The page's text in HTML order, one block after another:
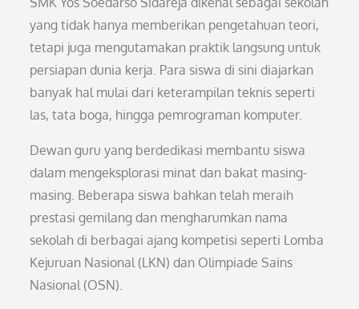
yang tidak hanya memberikan pengetahuan teori,
tetapi juga mengutamakan praktik langsung untuk
persiapan dunia kerja. Para siswa di sini diajarkan
banyak hal mulai dari keterampilan teknis seperti
las, tata boga, hingga pemrograman komputer.
Dewan guru yang berdedikasi membantu siswa
dalam mengeksplorasi minat dan bakat masing-
masing. Beberapa siswa bahkan telah meraih
prestasi gemilang dan mengharumkan nama
sekolah di berbagai ajang kompetisi seperti Lomba
Kejuruan Nasional (LKN) dan Olimpiade Sains
Nasional (OSN).